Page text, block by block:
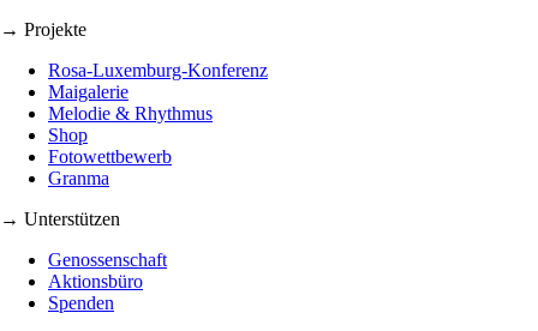
→ Projekte
Rosa-Luxemburg-Konferenz
Maigalerie
Melodie & Rhythmus
Shop
Fotowettbewerb
Granma
→ Unterstützen
Genossenschaft
Aktionsbüro
Spenden